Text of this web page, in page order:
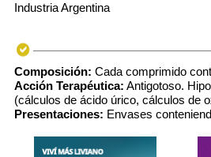
Industria Argentina
Composición: Cada comprimido
Acción Terapéutica: Antigotoso.
(cálculos de ácido úrico, cálculos de
Presentaciones: Envases